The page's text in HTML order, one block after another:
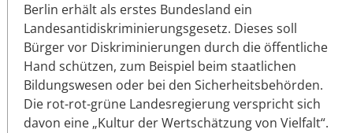
Berlin erhält als erstes Bundesland ein
Landesantidiskriminierungsgesetz. Dieses soll
Bürger vor Diskriminierungen durch die öffentliche
Hand schützen, zum Beispiel beim staatlichen
Bildungswesen oder bei den Sicherheitsbehörden.
Die rot-rot-grüne Landesregierung verspricht sich
davon eine „Kultur der Wertschätzung von Vielfalt“.